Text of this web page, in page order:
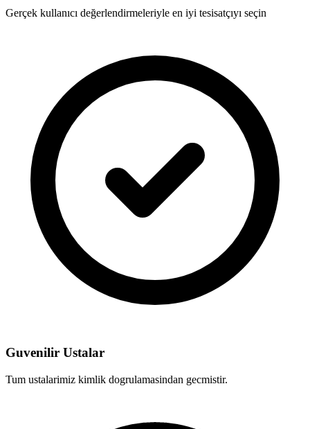
Gerçek kullanıcı değerlendirmeleriyle en iyi tesisatçıyı seçin
Guvenilir Ustalar
Tum ustalarimiz kimlik dogrulamasindan gecmistir.